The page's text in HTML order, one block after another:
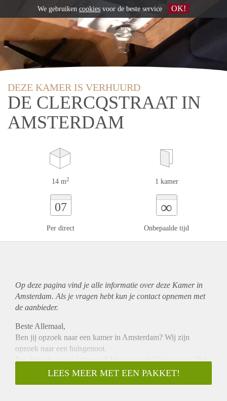
DEZE KAMER IS VERHUURD
DE CLERCQSTRAAT IN
AMSTERDAM
14 m2 1 kamer
07
Per direct
∞
Onbepaalde tijd
Op deze pagina vind je alle informatie over deze Kamer in
Amsterdam. Als je vragen hebt kun je contact opnemen met
de aanbieder.
Beste Allemaal,
Ben jij opzoek naar een kamer in Amsterdam? Wij zijn
opzoek naar een huisgenoot.
Per direct is er een kamer vrij bij ons op de Clercqstraat. Het
appartement ligt randje oud-west en op 5 minuten van het
Vondelpark, Rozengracht en de food hallen.
LEES MEER MET EEN PAKKET!
We gebruiken cookies voor de beste service OK!